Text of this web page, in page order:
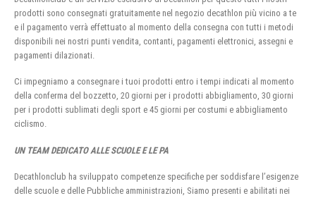
prodotti sono consegnati gratuitamente nel negozio decathlon più vicino a te
e il pagamento verrà effettuato al momento della consegna con tutti i metodi
disponibili nei nostri punti vendita, contanti, pagamenti elettronici, assegni e
pagamenti dilazionati.
Ci impegniamo a consegnare i tuoi prodotti entro i tempi indicati al momento
della conferma del bozzetto, 20 giorni per i prodotti abbigliamento, 30 giorni
per i prodotti sublimati degli sport e 45 giorni per costumi e abbigliamento
ciclismo.
UN TEAM DEDICATO ALLE SCUOLE E LE PA
Decathlonclub ha sviluppato competenze specifiche per soddisfare l’esigenze
delle scuole e delle Pubbliche amministrazioni, Siamo presenti e abilitati nei